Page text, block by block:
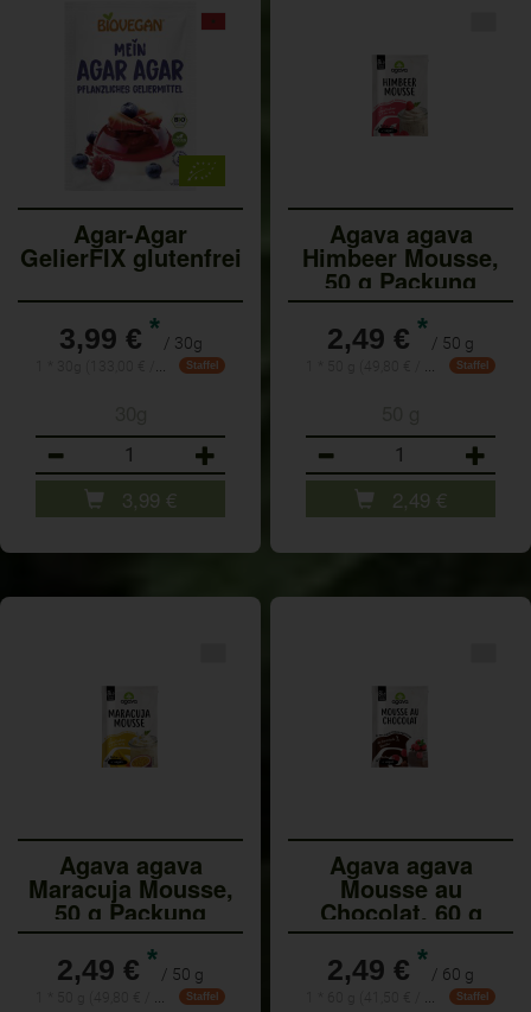
Agar-Agar
GelierFIX glutenfrei
3,99 € * / 30g
Staffel
3,99 €
Agava agava
Himbeer Mousse,
50 g Packung
2,49 € * / 50 g
Staffel
2,49 €
Agava agava
Maracuja Mousse,
50 g Packung
2,49 € * / 50 g
Staffel
Agava agava
Mousse au
Chocolat, 60 g
Packung
2,49 € * / 60 g
Staffel